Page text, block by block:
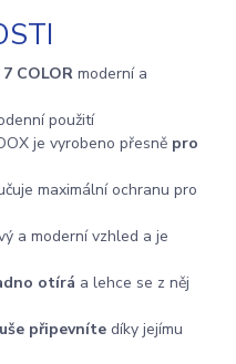
COLOR moderní a
použití
je vyrobeno přesně pro
maximální ochranu pro
a moderní vzhled a je
otírá a lehce se z něj
připevníte díky jejímu